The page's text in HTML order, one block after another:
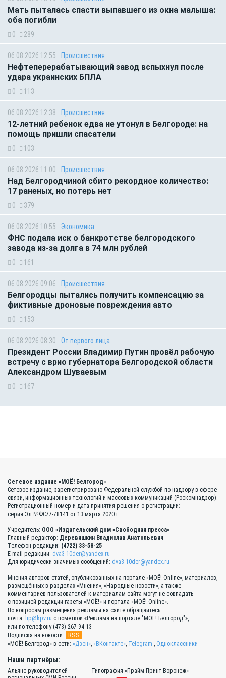
Мать пыталась спасти выпавшего из окна малыша:
оба погибли
0 289
06.08.2026 12:55 Происшествия
Нефтеперерабатывающий завод вспыхнул после
удара украинских БПЛА
0 113
06.08.2026 12:38 Происшествия
12-летний ребенок едва не утонул в Белгороде: на
помощь пришли спасатели
0 103
06.08.2026 11:00 Происшествия
Над Белгородчиной сбито рекордное количество:
17 раненых, но потерь нет
0 379
06.08.2026 10:55 Экономика
ФНС подала иск о банкротстве белгородского
завода из-за долга в 74 млн рублей
0 161
06.08.2026 09:06 Происшествия
Белгородцы пытались получить компенсацию за
фиктивные дроновые повреждения авто
0 153
06.08.2026 08:30 От первого лица
Президент России Владимир Путин провёл рабочую
встречу с врио губернатора Белгородской области
Александром Шуваевым
0 167
Сетевое издание «МОЁ! Белгород»
Сетевое издание, зарегистрировано Федеральной службой по надзору в сфере
связи, информационных технологий и массовых коммуникаций (Роскомнадзор).
Регистрационный номер и дата принятия решения о регистрации:
серия Эл №ФС77-78141 от 13 марта 2020 г.
Учредитель: ООО «Издательский дом «Свободная пресса»
Главный редактор: Деревяшкин Владислав Анатольевич
Телефон редакции: (4722) 33-58-25
E-mail редакции: dva3-10der@yandex.ru
Для юридически значимых сообщений: dva3-10der@yandex.ru
Мнения авторов статей, опубликованных на портале «МОЁ! Online», материалов,
размещённых в разделах «Мнения», «Народные новости», а также
комментариев пользователей к материалам сайта могут не совпадать
с позицией редакции газеты «МОЁ!» и портала «МОЁ! Online».
По вопросам размещения рекламы на сайте обращайтесь:
почта: lip@kpv.ru с пометкой «Реклама на портале "МОЁ! Белгород"»,
или по телефону (473) 267-94-13
Подписка на новости:
RSS
«МОЁ! Белгород» в сети: «Дзен», «ВКонтакте», Telegram , Одноклассники
Наши партнёры:
Альянс руководителей
Типография «Прайм Принт Воронеж»